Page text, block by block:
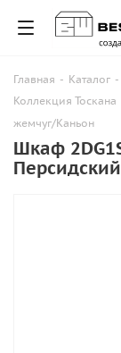
Главная - Каталог -
Коллекция Тоскана
жемчуг/Каньон
Шкаф